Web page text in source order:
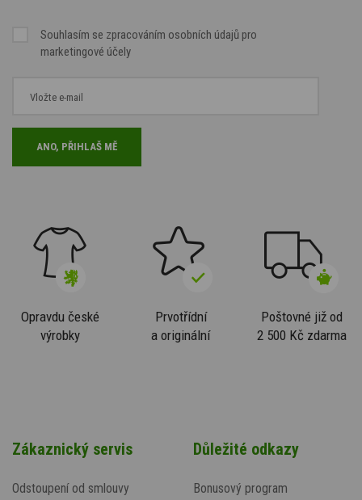
Souhlasím se zpracováním osobních údajů pro
marketingové účely
Opravdu české
výrobky
Prvotřídní
a originální
Poštovné již od
2 500 Kč zdarma
Zákaznický servis
Odstoupení od smlouvy
Důležité odkazy
Bonusový program